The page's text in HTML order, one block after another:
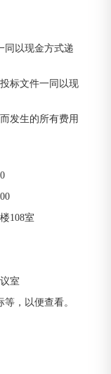
同以现金方式递
标文件一同以现
发生的所有费用
108室
室
，以便查看。